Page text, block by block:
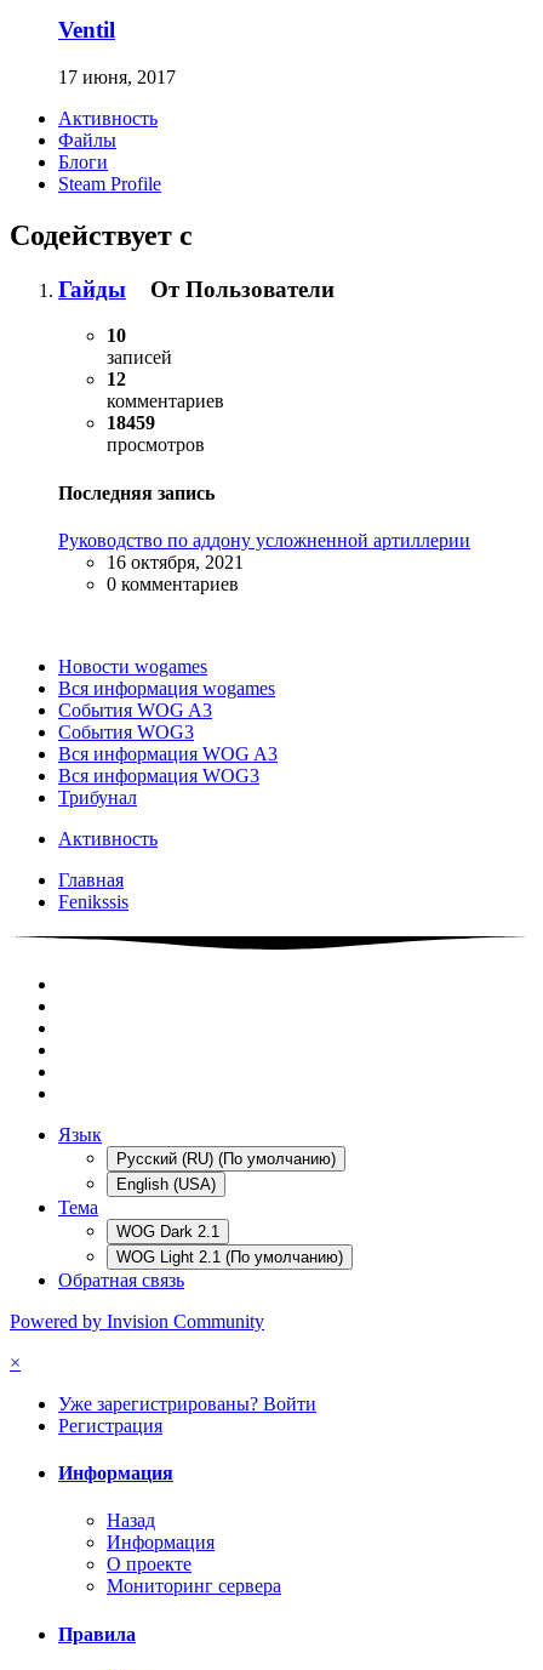
Ventil
17 июня, 2017
Активность
Файлы
Блоги
Steam Profile
Содействует с
Гайды От Пользователи
10
записей
12
комментариев
18459
просмотров
Последняя запись
Руководство по аддону усложненной артиллерии
16 октября, 2021
0 комментариев
Новости wogames
Вся информация wogames
События WOG A3
События WOG3
Вся информация WOG A3
Вся информация WOG3
Трибунал
Активность
Главная
Fenikssis
Язык
Русский (RU) (По умолчанию)
English (USA)
Тема
WOG Dark 2.1
WOG Light 2.1 (По умолчанию)
Обратная связь
Powered by Invision Community
×
Уже зарегистрированы? Войти
Регистрация
Информация
Назад
Информация
О проекте
Мониторинг сервера
Правила